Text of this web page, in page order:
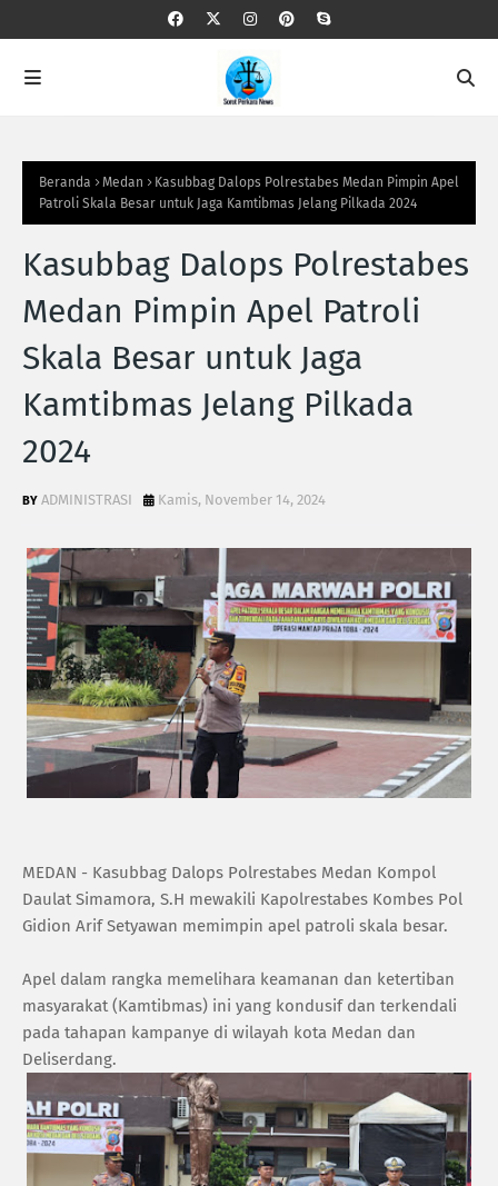
Beranda Medan
Kasubbag Dalops Polrestabes Medan Pimpin Apel
Patroli Skala Besar untuk Jaga Kamtibmas Jelang Pilkada 2024
Kasubbag Dalops Polrestabes
Medan Pimpin Apel Patroli
Skala Besar untuk Jaga
Kamtibmas Jelang Pilkada
2024
ADMINISTRASI Kamis, November 14, 2024
MEDAN - Kasubbag Dalops Polrestabes Medan Kompol
Daulat Simamora, S.H mewakili Kapolrestabes Kombes Pol
Gidion Arif Setyawan memimpin apel patroli skala besar.
Apel dalam rangka memelihara keamanan dan ketertiban
masyarakat (Kamtibmas) ini yang kondusif dan terkendali
pada tahapan kampanye di wilayah kota Medan dan
Deliserdang.